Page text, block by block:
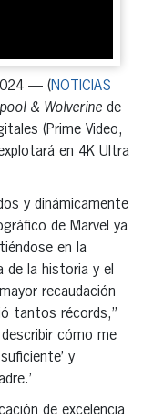
— (NOTICIAS
& Wolverine de
(Prime Video,
en 4K Ultra
y dinámicamente
de Marvel ya
en la
de la historia y el
recaudación
tantos récords,”
describir cómo me
y
de excelencia